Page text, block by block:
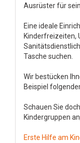
Ausrüster für
Eine ideale
Kinderfreizeiten,
Tasche suchen.
Wir bestücken
Beispiel
Schauen Sie
Kindergruppen
Erste Hilfe am